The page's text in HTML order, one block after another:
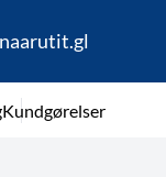
Kundgørelser